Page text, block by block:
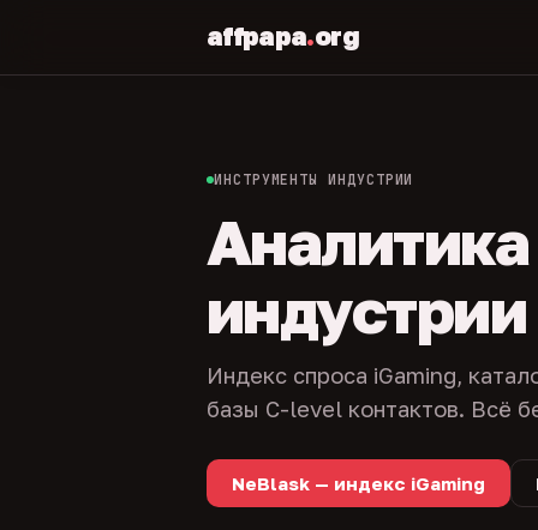
affpapa.org
ИНСТРУМЕНТЫ ИНДУСТРИИ
индустрии
Индекс спроса iGaming,
базы C-level контактов. Всё
NeBlask — индекс iGaming